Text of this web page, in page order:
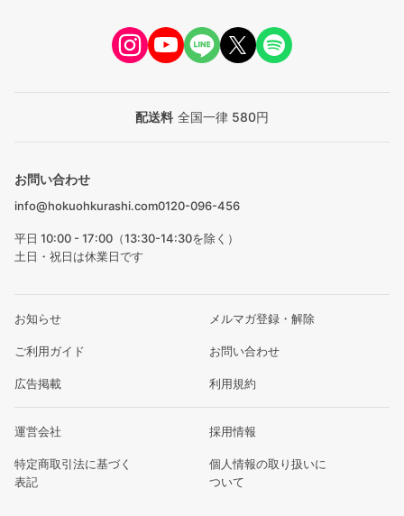
配送料 全国一律 580円
お問い合わせ
info@hokuohkurashi.com0120-096-456
平日 10:00 - 17:00（13:30-14:30を除く）
土日・祝日は休業日です
お知らせ メルマガ登録・解除
ご利用ガイド お問い合わせ
広告掲載 利用規約
運営会社 採用情報
特定商取引法に基づく
表記
個人情報の取り扱いに
ついて